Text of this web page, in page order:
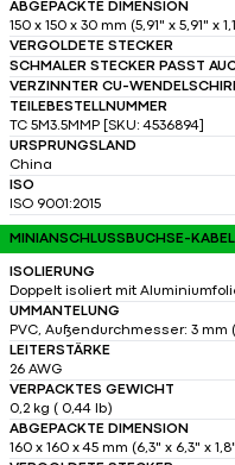
ABGEPACKTE DIMENSION
150 x 150 x 30 mm (5,91" x 5,91" x
VERGOLDETE STECKER
SCHMALER STECKER PASST
VERZINNTER CU-
TEILEBESTELLNUMMER
TC 5M3.5MMP [SKU: 4536894]
URSPRUNGSLAND
China
ISO
ISO 9001:2015
MINIANSCHLUSSBUCHSE-
ISOLIERUNG
Doppelt isoliert mit
UMMANTELUNG
PVC, Außendurchmesser: 3 mm
LEITERSTÄRKE
26 AWG
VERPACKTES GEWICHT
0,2 kg ( 0,44 lb)
ABGEPACKTE DIMENSION
160 x 160 x 45 mm (6,3" x 6,3" x